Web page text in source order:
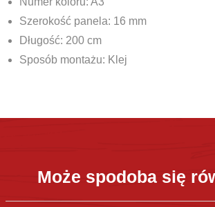
Szerokość panela: 16 mm
Długość: 200 cm
Sposób montażu: Klej
Może spodoba się